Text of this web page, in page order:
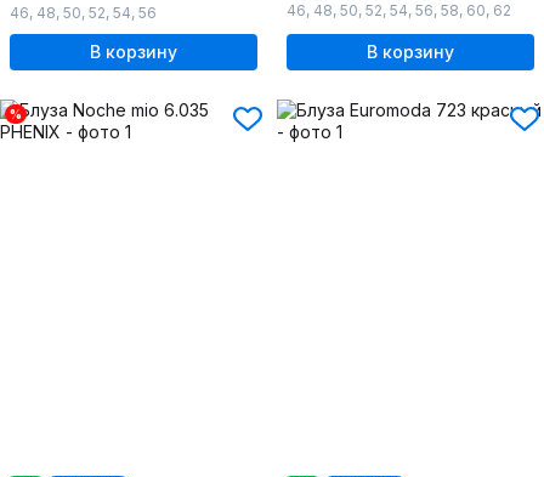
46, 48, 50, 52, 54, 56
В корзину
46, 48, 50, 52, 54, 56, 58, 60, 62
В корзину
%